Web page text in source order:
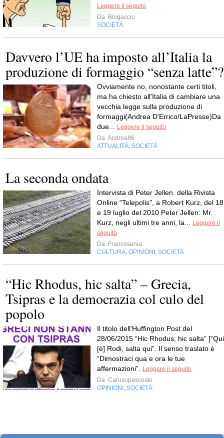
Leggere il seguito
Da Blogaccio
SOCIETÀ
Davvero l’UE ha imposto all’Italia la
produzione di formaggio “senza latte”?
Ovviamente no, nonostante certi titoli,
ma ha chiesto all'Italia di cambiare una
vecchia legge sulla produzione di
formaggi(Andrea D'Errico/LaPresse)Da
due...
Leggere il seguito
Da Andrea86
ATTUALITÀ SOCIETÀ
La seconda ondata
Intervista di Peter Jellen. della Rivista
Online "Telepolis", a Robert Kurz, del 18
e 19 luglio del 2010 Peter Jellen: Mr.
Kurz, negli ultimi tre anni, la...
Leggere il
seguito
Da Francosenia
CULTURA OPINIONI SOCIETÀ
“Hic Rhodus, hic salta” – Grecia,
Tsipras e la democrazia col culo del
popolo
Il titolo dell’Huffington Post del
28/06/2015 “Hic Rhodus, hic salta” [“Qui
[è] Rodi, salta qui”. Il senso traslato è
“Dimostraci qua e ora le tue
affermazioni”.
Leggere il seguito
Da Carusopascoski
OPINIONI
SOCIETÀ